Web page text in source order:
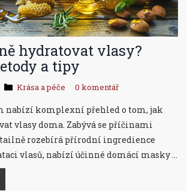
hydratovat vlasy?
a tipy
Krása a péče 0 komentář
nabízí komplexní přehled o tom, jak
vlasy doma. Zabývá se příčinami
rozebírá přírodní ingredience
vlasů, nabízí účinné domácí masky a
Kromě toho diskutuje i o významu
stylu a výběru vhodných hair styling